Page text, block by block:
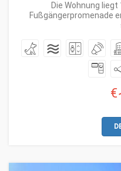
Die Wohnung
Fußgängerpromenade
€